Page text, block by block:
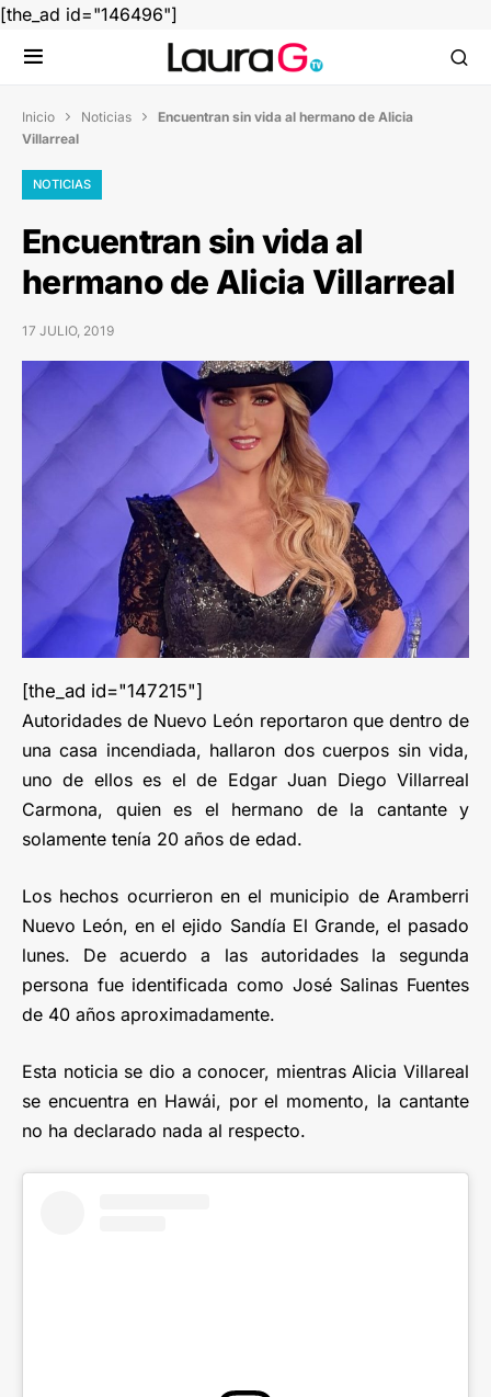
[the_ad id="146496"]
Inicio  Noticias  Encuentran sin vida al hermano de Alicia
Villarreal
NOTICIAS
Encuentran sin vida al
hermano de Alicia Villarreal
17 JULIO, 2019
[the_ad id="147215"]
Autoridades de Nuevo León reportaron que dentro de
una casa incendiada, hallaron dos cuerpos sin vida,
uno de ellos es el de Edgar Juan Diego Villarreal
Carmona, quien es el hermano de la cantante y
solamente tenía 20 años de edad.
Los hechos ocurrieron en el municipio de Aramberri
Nuevo León, en el ejido Sandía El Grande, el pasado
lunes. De acuerdo a las autoridades la segunda
persona fue identificada como José Salinas Fuentes
de 40 años aproximadamente.
Esta noticia se dio a conocer, mientras Alicia Villareal
se encuentra en Hawái, por el momento, la cantante
no ha declarado nada al respecto.